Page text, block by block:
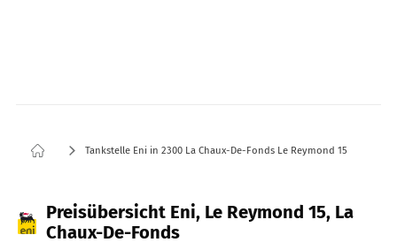
Tankstelle Eni in 2300 La Chaux-De-Fonds Le Reymond 15
Preisübersicht Eni, Le Reymond 15, La
Chaux-De-Fonds